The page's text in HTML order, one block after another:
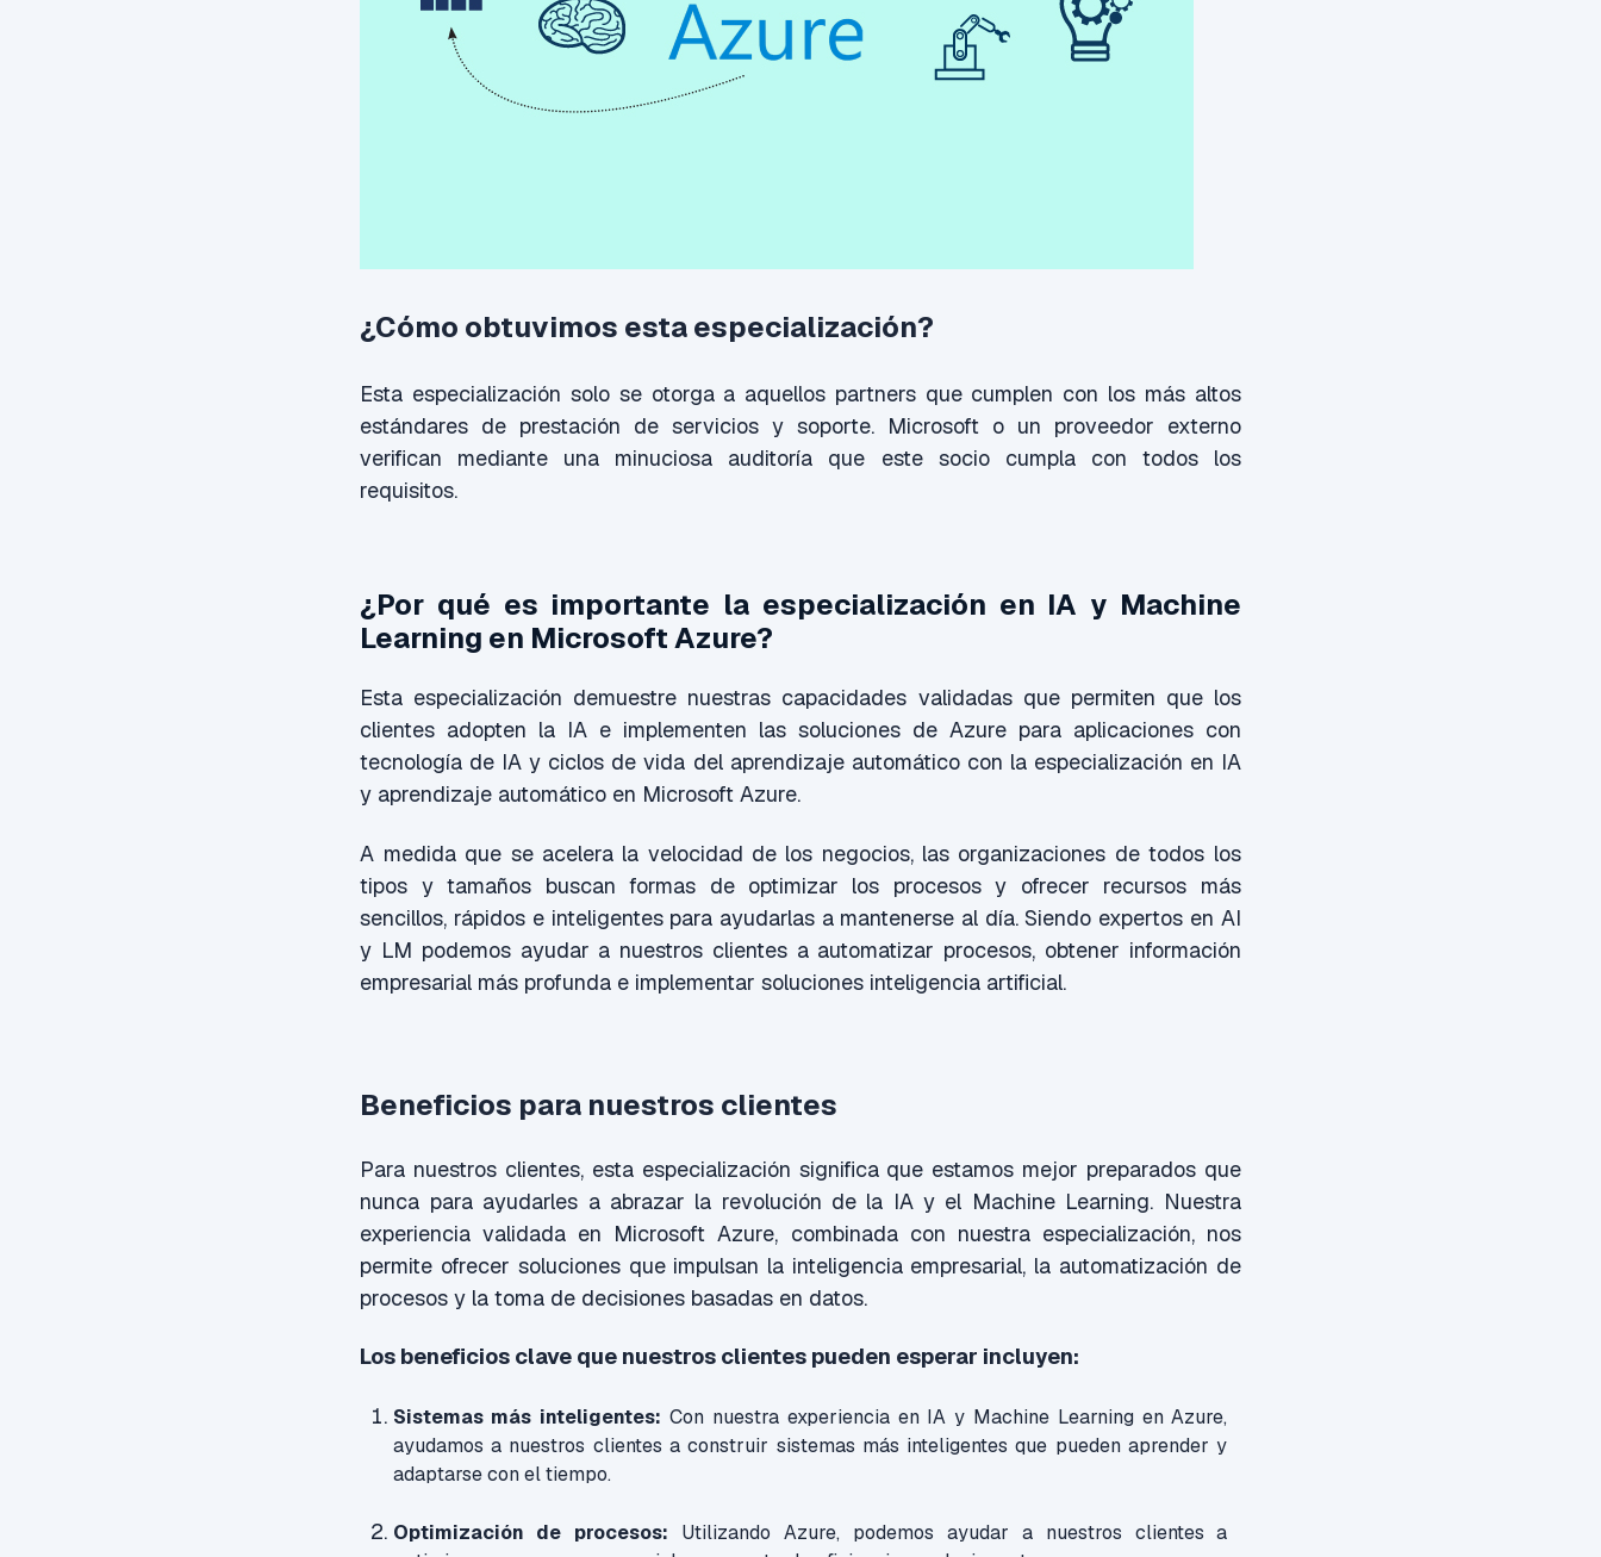
¿Cómo obtuvimos esta especialización?
Esta especialización solo se otorga a aquellos partners que cumplen con los más altos
estándares de prestación de servicios y soporte. Microsoft o un proveedor externo
verifican mediante una minuciosa auditoría que este socio cumpla con todos los
requisitos.
¿Por qué es importante la especialización en IA y Machine
Learning en Microsoft Azure?
Esta especialización demuestre nuestras capacidades validadas que permiten que los
clientes adopten la IA e implementen las soluciones de Azure para aplicaciones con
tecnología de IA y ciclos de vida del aprendizaje automático con la especialización en IA
y aprendizaje automático en Microsoft Azure.
A medida que se acelera la velocidad de los negocios, las organizaciones de todos los
tipos y tamaños buscan formas de optimizar los procesos y ofrecer recursos más
sencillos, rápidos e inteligentes para ayudarlas a mantenerse al día. Siendo expertos en AI
y LM podemos ayudar a nuestros clientes a automatizar procesos, obtener información
empresarial más profunda e implementar soluciones inteligencia artificial.
Beneficios para nuestros clientes
Para nuestros clientes, esta especialización significa que estamos mejor preparados que
nunca para ayudarles a abrazar la revolución de la IA y el Machine Learning. Nuestra
experiencia validada en Microsoft Azure, combinada con nuestra especialización, nos
permite ofrecer soluciones que impulsan la inteligencia empresarial, la automatización de
procesos y la toma de decisiones basadas en datos.
Los beneficios clave que nuestros clientes pueden esperar incluyen:
Sistemas más inteligentes: Con nuestra experiencia en IA y Machine Learning en Azure,
ayudamos a nuestros clientes a construir sistemas más inteligentes que pueden aprender y
adaptarse con el tiempo.
Optimización de procesos: Utilizando Azure, podemos ayudar a nuestros clientes a